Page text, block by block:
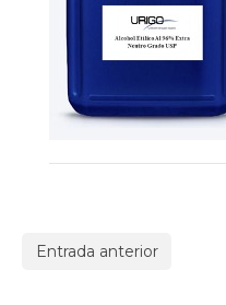
Entrada anterior